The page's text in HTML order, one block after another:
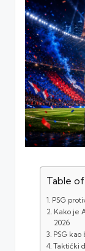
Table
PSG
Kako je
2026
PSG
Taktički